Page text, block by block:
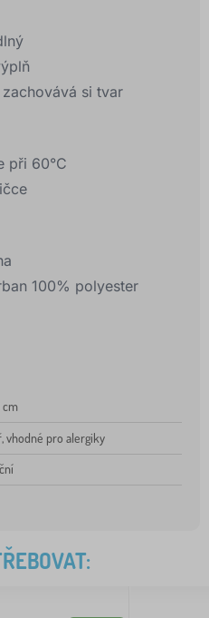
si tvar
při 60°C
100% polyester
vhodné pro alergiky